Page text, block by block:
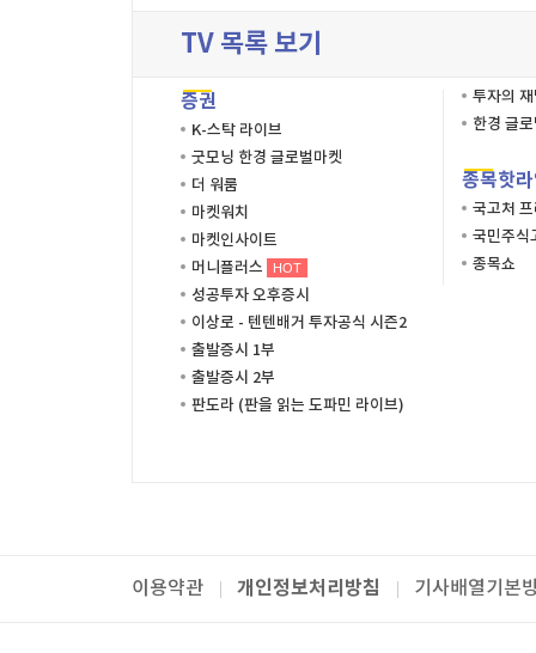
TV 목록 보기
증권
K-스탁 라이브
굿모닝 한경 글로벌마켓
더 워룸
마켓워치
마켓인사이트
머니플러스
HOT
성공투자 오후증시
이상로 - 텐텐배거 투자공식 시즌2
출발증시 1부
출발증시 2부
판도라 (판을 읽는 도파민 라이브)
투자의
한경 글
종목핫
국고처
국민주식
종목쇼
이용약관 개인정보처리방침 기사배열기본
패밀리사이트